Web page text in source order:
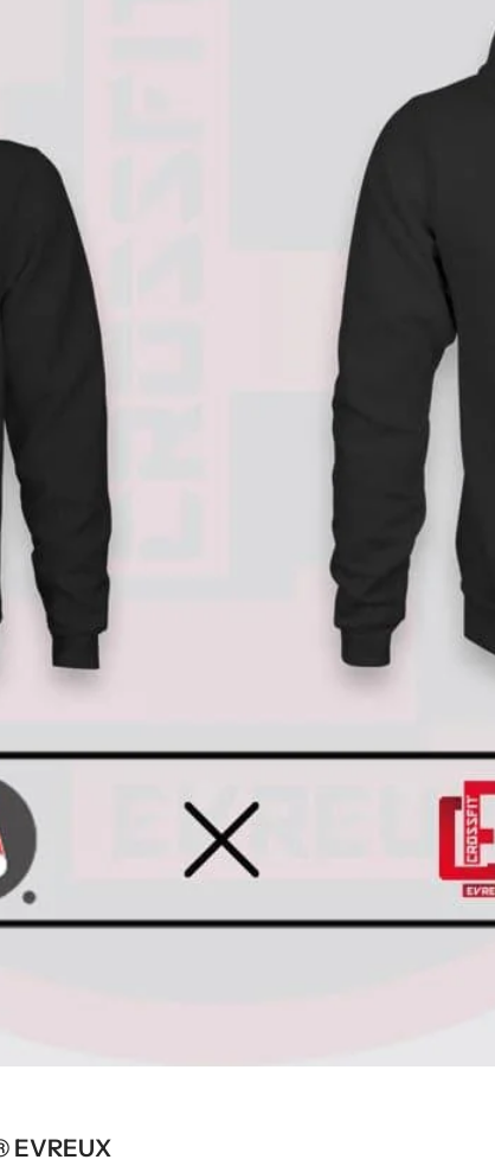
EVREUX